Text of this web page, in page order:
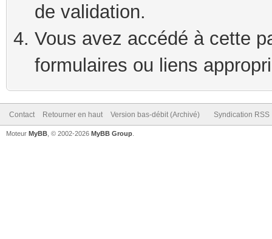
de validation.
Vous avez accédé à cette
formulaires ou liens
Contact Retourner en haut Version bas-débit (Archivé) Syndication RSS
Moteur MyBB , © 2002-2026 MyBB Group